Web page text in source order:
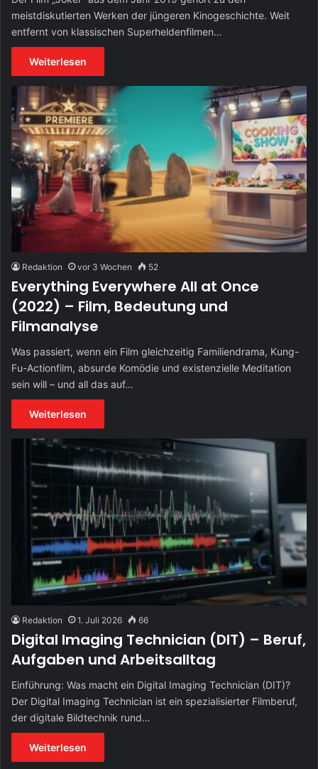
meistdiskutierten Werken der jüngeren Kinogeschichte. Weit
entfernt von klassischen Superheldenfilmen…
Weiterlesen
Redaktion vor 3 Wochen 52
Everything Everywhere All at Once
(2022) – Film, Bedeutung und
Filmanalyse
Was passiert, wenn ein Film gleichzeitig Familiendrama, Kung-
Fu-Actionfilm, absurde Komödie und existenzielle Meditation
sein will – und all das auf…
Weiterlesen
Redaktion 1. Juli 2026 66
Digital Imaging Technician (DIT) – Beruf,
Aufgaben und Arbeitsalltag
Einführung: Was macht ein Digital Imaging Technician (DIT)?
Der Digital Imaging Technician ist ein spezialisierter Filmberuf,
der digitale Bildtechnik rund…
Weiterlesen